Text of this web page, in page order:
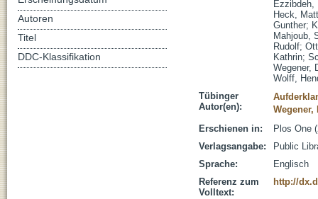
Ezzibdeh,
Heck,
Gunther;
Mahjoub,
Rudolf;
Kathrin;
Wegener,
Wolff,
Tübinger
Autor(en):
Wegener,
Erschienen in:
Plos One
Verlagsangabe:
Public
Sprache:
Englisch
Referenz zum
Volltext:
http://
Autoren
Titel
DDC-Klassifikation